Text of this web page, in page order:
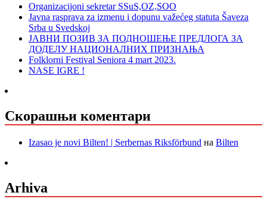
Organizacijoni sekretar SSuS,OZ,SOO
Javna rasprava za izmenu i dopunu važećeg statuta Šaveza
Srba u Svedskoj
ЈАВНИ ПОЗИВ ЗА ПОДНОШЕЊЕ ПРЕДЛОГА ЗА
ДОДЕЛУ НАЦИОНАЛНИХ ПРИЗНАЊА
Folklorni Festival Seniora 4 mart 2023.
NASE IGRE !
Скорашњи коментари
Izasao je novi Bilten! | Serbernas Riksförbund на Bilten
Arhiva